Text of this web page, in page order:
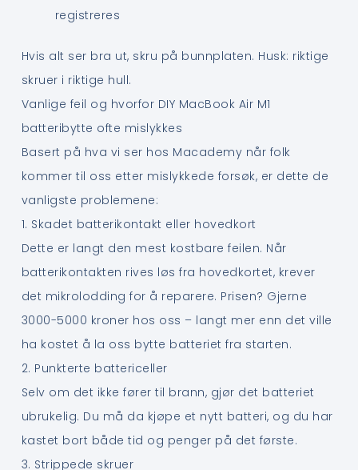
registreres
Hvis alt ser bra ut, skru på bunnplaten. Husk: riktige
skruer i riktige hull.
Vanlige feil og hvorfor DIY MacBook Air M1
batteribytte ofte mislykkes
Basert på hva vi ser hos Macademy når folk
kommer til oss etter mislykkede forsøk, er dette de
vanligste problemene:
1. Skadet batterikontakt eller hovedkort
Dette er langt den mest kostbare feilen. Når
batterikontakten rives løs fra hovedkortet, krever
det mikrolodding for å reparere. Prisen? Gjerne
3000-5000 kroner hos oss – langt mer enn det ville
ha kostet å la oss bytte batteriet fra starten.
2. Punkterte battericeller
Selv om det ikke fører til brann, gjør det batteriet
ubrukelig. Du må da kjøpe et nytt batteri, og du har
kastet bort både tid og penger på det første.
3. Strippede skruer